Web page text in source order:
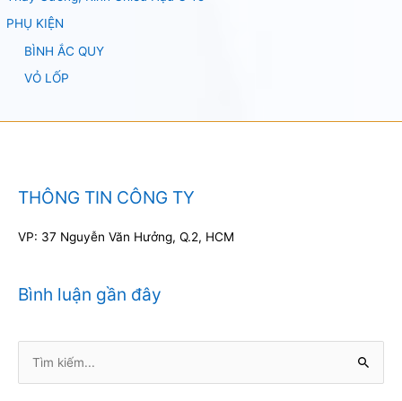
PHỤ KIỆN
BÌNH ẮC QUY
VỎ LỐP
THÔNG TIN CÔNG TY
VP: 37 Nguyễn Văn Hưởng, Q.2, HCM
Bình luận gần đây
kiếm: